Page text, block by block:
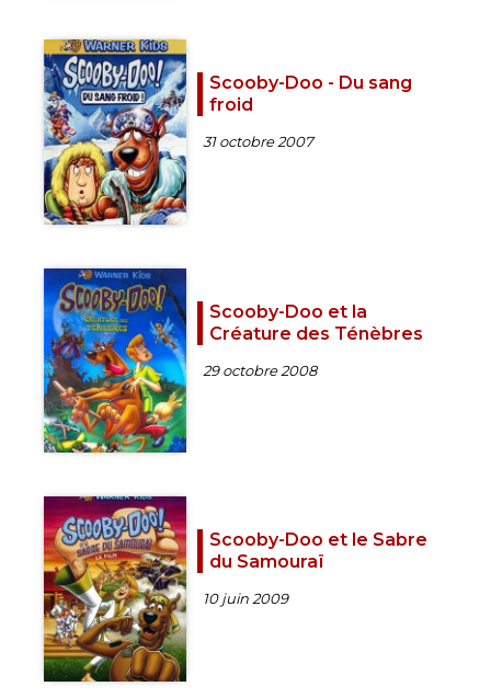
Scooby-Doo - Du sang
froid
31 octobre 2007
Scooby-Doo et la
Créature des Ténèbres
29 octobre 2008
Scooby-Doo et le Sabre
du Samouraï
10 juin 2009